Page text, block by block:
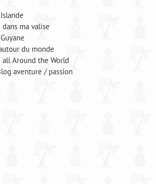
ma valise
du monde
all Around the World
aventure / passion